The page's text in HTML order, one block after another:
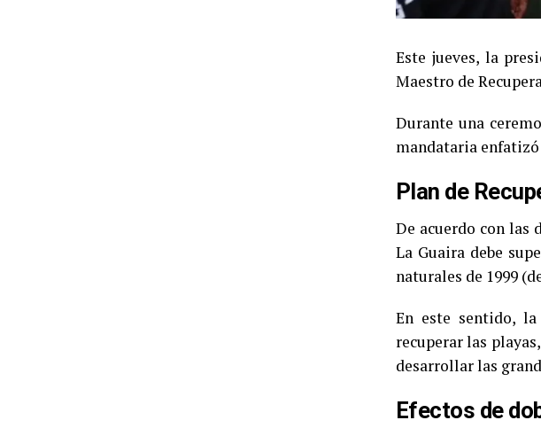
Este jueves, la
Maestro de
Durante una
mandataria
Plan de
De acuerdo con las
La Guaira debe
naturales de 1999
En este sentido,
recuperar las
desarrollar las
Efectos de